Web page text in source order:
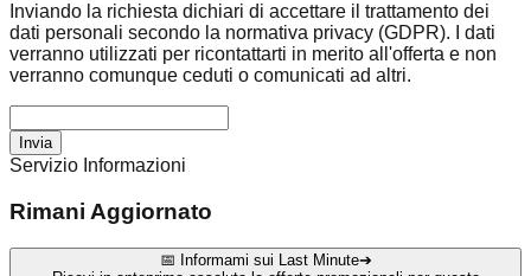
Inviando la richiesta dichiari di accettare il trattamento dei
dati personali secondo la normativa privacy (GDPR). I dati
verranno utilizzati per ricontattarti in merito all'offerta e non
verranno comunque ceduti o comunicati ad altri.
Invia
Servizio Informazioni
Rimani Aggiornato
📅 Informami sui Last Minute➔